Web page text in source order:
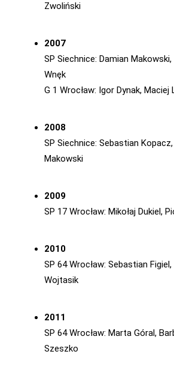
Zwoliński
2007
SP Siechnice: Damian
Wnęk
G 1 Wrocław: Igor Dynak,
2008
SP Siechnice: Sebastian
Makowski
2009
SP 17 Wrocław: Mikołaj Dukiel,
2010
SP 64 Wrocław: Sebastian
Wojtasik
2011
SP 64 Wrocław: Marta Góral,
Szeszko